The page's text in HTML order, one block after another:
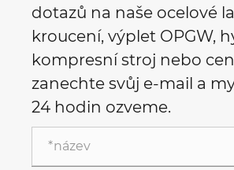
dotazů na naše ocelové
kroucení, výplet OPGW,
kompresní stroj nebo
zanechte svůj e-mail a
24 hodin ozveme.